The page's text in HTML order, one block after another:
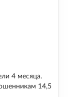
4 месяца.
14,5